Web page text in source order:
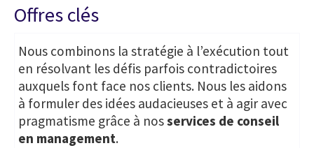
Offres clés
Nous combinons la stratégie à l’exécution tout
en résolvant les défis parfois contradictoires
auxquels font face nos clients. Nous les aidons
à formuler des idées audacieuses et à agir avec
pragmatisme grâce à nosservices de conseil
en management.